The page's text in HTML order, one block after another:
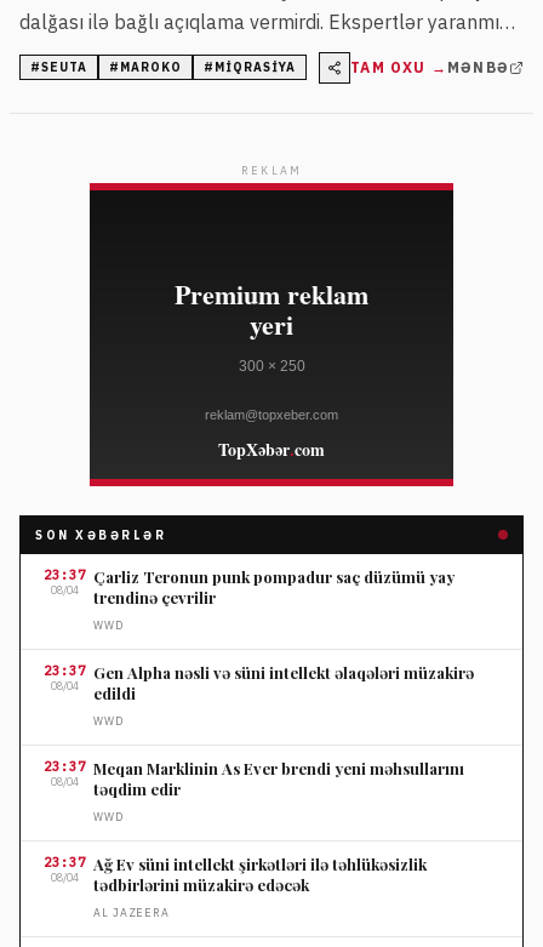
dalğası ilə bağlı açıqlama vermirdi. Ekspertlər yaranmış
vəziyyəti siyasi gərginliklər, miqrasiya siyasəti və sosial-
iqtisadi səbəblərin qarşılıqlı təsiri kimi qiymətləndirir.
#SEUTA # MAROKO # MIQRASIYA TAM OXU → MƏNBƏ
REKLAM
SON XƏBƏRLƏR
23:37
08/04
Çarliz Teronun punk pompadur saç düzümü yay
trendinə çevrilir
WWD
23:37
08/04
Gen Alpha nəsli və süni intellekt əlaqələri müzakirə
edildi
WWD
23:37
08/04
Meqan Marklinin As Ever brendi yeni məhsullarını
təqdim edir
WWD
23:37
08/04
Ağ Ev süni intellekt şirkətləri ilə təhlükəsizlik
tədbirlərini müzakirə edəcək
AL JAZEERA